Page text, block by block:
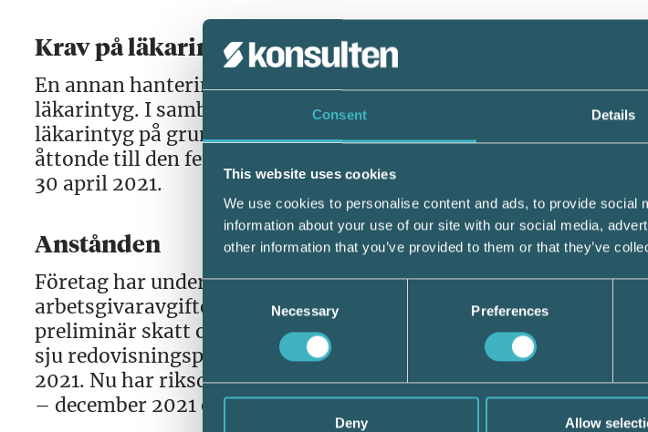
Consent Details
This website uses cookies
We use cookies to personalise content and ads, to provide
information about your use of our site with our social media,
other information that you’ve provided to them or that they’ve
Consent
Selection
Necessary Preferences
Deny Allow
Krav på läkarintyg
En annan hantering som har frångått de normala rutinerna är
läkarintyg. I samband med sjukdom förväntas den anställde
läkarintyg på grund av sjukdom. Det blir nu ett uppskjutet krav
åttonde till den femtonde dagen i sjukperioden, det vill säga en
30 april 2021.
Anstånden
Företag har under pandemin kunna ansöka om anstånd med
arbetsgivaravgifter och skatt till Skatteverket. Anstånd med
preliminär skatt och arbets­givaravgifter har tidigare beviljas
sju redovisningsperioder för redovisningsperioder som infaller
2021. Nu har riksdagen fattat beslut om att omfatta även
– december 2021 och att anståndet kan beviljas för högst nio